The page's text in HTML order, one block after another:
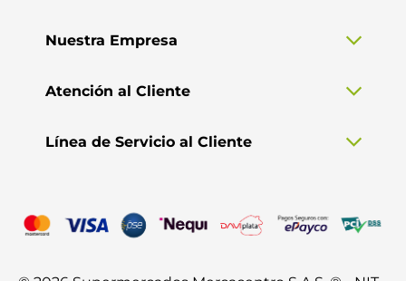
Nuestra Empresa
Atención al Cliente
Línea de Servicio al Cliente